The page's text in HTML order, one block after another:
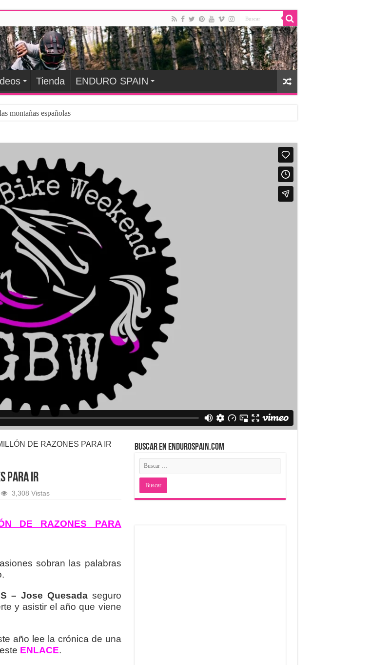
Tienda ENDURO SPAIN
montañas españolas
DE RAZONES PARA IR
PARA IR
3,308 Vistas
DE RAZONES PARA
sobran las palabras
– Jose Quesadaseguro
y asistir el año que viene
año lee la crónica de una
ENLACE.
BUSCAR EN ENDUROSPAIN.COM